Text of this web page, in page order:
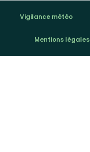
Vigilance météo
Mentions légales